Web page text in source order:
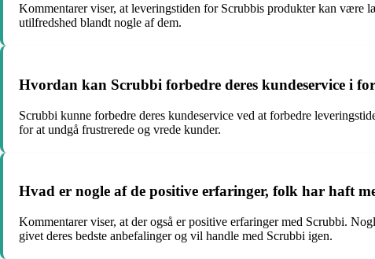
Kommentarer viser, at leveringstiden for Scrubbis produkter kan være
utilfredshed blandt nogle af dem.
Hvordan kan Scrubbi forbedre deres kundeservice i
Scrubbi kunne forbedre deres kundeservice ved at forbedre
for at undgå frustrerede og vrede kunder.
Hvad er nogle af de positive erfaringer, folk har haft
Kommentarer viser, at der også er positive erfaringer med Scrubbi.
givet deres bedste anbefalinger og vil handle med Scrubbi igen.